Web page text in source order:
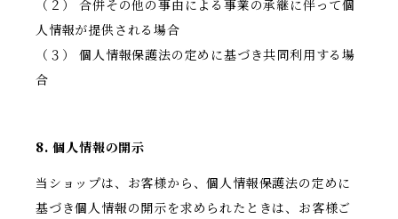
（２） 合併その他の事由による事業の承継に伴って個
人情報が提供される場合
（３） 個人情報保護法の定めに基づき共同利用する場
合
8. 個人情報の開示
当ショップは、お客様から、個人情報保護法の定めに
基づき個人情報の開示を求められたときは、お客様ご